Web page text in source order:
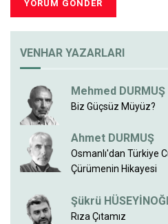
VENHAR YAZARLARI
Mehmed DURMUŞ
Biz Güçsüz Müyüz?
Ahmet DURMUŞ
Osmanlı'dan Türkiye
Çürümenin Hikayesi
Şükrü
Rıza Çıtamız